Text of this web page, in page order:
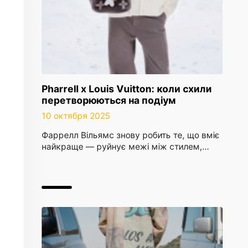
Pharrell x Louis Vuitton: коли схили
перетворюються на подіум
10 октября 2025
Фаррелл Вільямс знову робить те, що вміє
найкраще — руйнує межі між стилем,…